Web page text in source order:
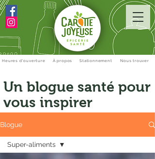
Heures d'ouverture À propos Stationnement Nous trouver
Un blogue santé pour
vous inspirer
Blogue
Super-aliments